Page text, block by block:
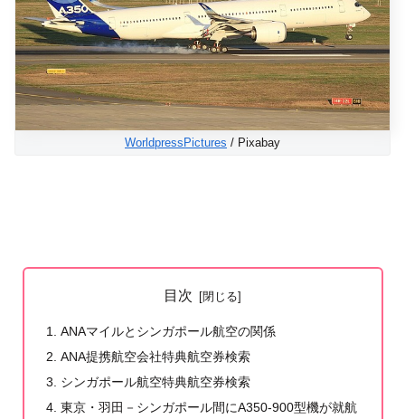
WorldpressPictures / Pixabay
目次
ANAマイルとシンガポール航空の関係
ANA提携航空会社特典航空券検索
シンガポール航空特典航空券検索
東京・羽田－シンガポール間にA350-900型機が就航